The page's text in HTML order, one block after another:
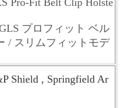
Pro-Fit Belt Clip Holste
プロフィット ベル
/ スリムフィットモデ
Shield , Springfield Ar